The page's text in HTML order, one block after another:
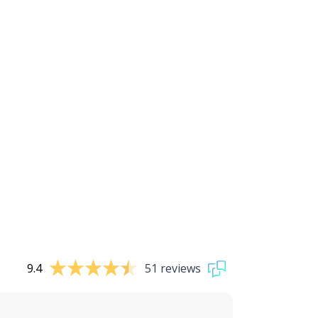
9.4 51 reviews